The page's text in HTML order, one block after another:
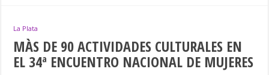
La Plata
MÀS DE 90 ACTIVIDADES CULTURALES EN
EL 34ª ENCUENTRO NACIONAL DE MUJERES